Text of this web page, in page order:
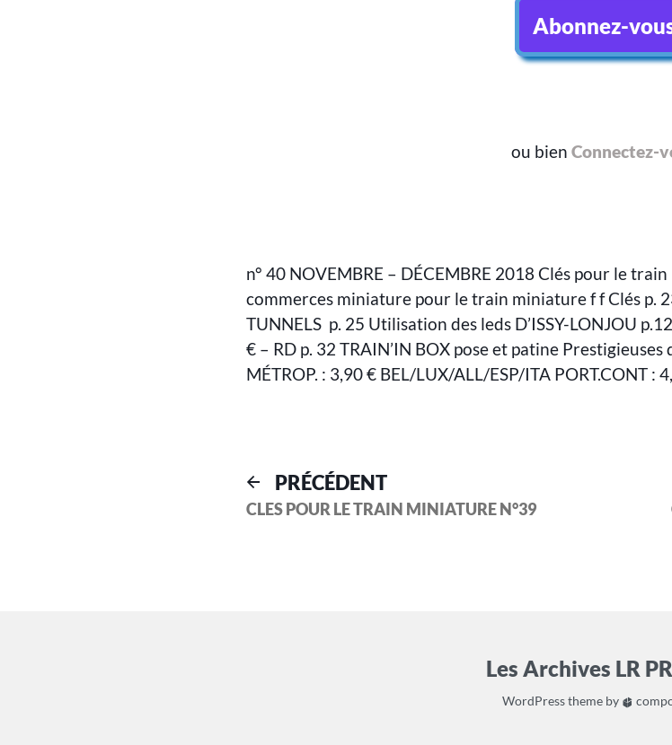
Abonnez-
ou bien Connectez-
n° 40 NOVEMBRE – DÉCEMBRE 2018 Clés pour le
commerces miniature pour le train miniature f f Clés p.
TUNNELS p. 25 Utilisation des leds D’ISSY-LONJOU
€ – RD p. 32 TRAIN’IN BOX pose et patine
MÉTROP. : 3,90 € BEL/LUX/ALL/ESP/ITA PORT.CONT :
PRÉCÉDENT
CLES POUR LE TRAIN MINIATURE N°39
Les Archives LR
WordPresstheme by